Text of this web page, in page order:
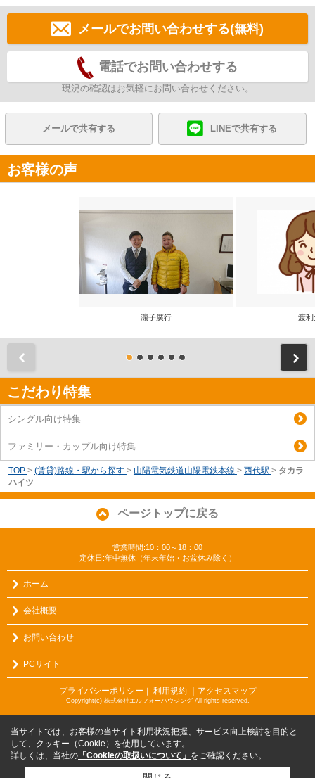
メールでお問い合わせする(無料)
電話でお問い合わせする
現況の確認はお気軽にお問い合わせください。
メールで共有する LINEで共有する
お客様の声
濵子廣行 渡利
こだわり特集
シングル向け特集
ファミリー・カップル向け特集
TOP > (賃貸)路線・駅から探す > 山陽電気鉄道山陽電鉄本線 > 西代駅 > タカラ
ハイツ
ページトップに戻る
営業時間:10：00～18：00
定休日:年中無休（年末年始・お盆休み除く）
ホーム
会社概要
お問い合わせ
PCサイト
プライバシーポリシー 利用規約 ｜アクセスマップ
Copyright(c) 株式会社エルフォーハウジング All rights reserved.
当サイトでは、お客様の当サイト利用状況把握、サービス向上検討を目的と
して、クッキー（Cookie）を使用しています。
詳しくは、当社の 「Cookieの取扱いについて」 をご確認ください。